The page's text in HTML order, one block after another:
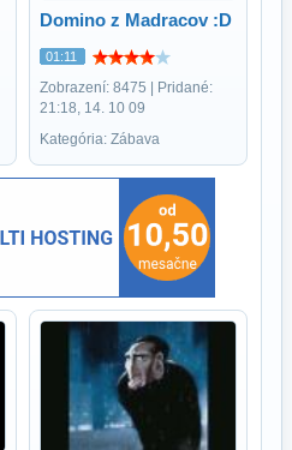
Domino z Madracov :D
01:11
Zobrazení: 8475 | Pridané:
21:18, 14. 10 09
Kategória: Zábava